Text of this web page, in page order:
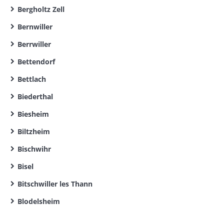
Bergholtz Zell
Bernwiller
Berrwiller
Bettendorf
Bettlach
Biederthal
Biesheim
Biltzheim
Bischwihr
Bisel
Bitschwiller les Thann
Blodelsheim